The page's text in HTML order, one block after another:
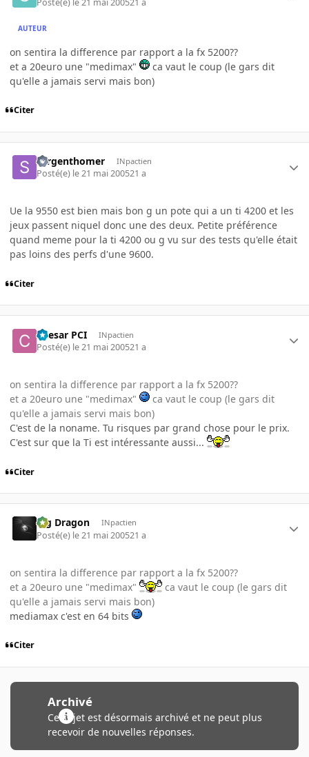
AUTEUR
on sentira la difference par rapport a la fx 5200??
et a 20euro une "medimax"
ca vaut le coup (le gars dit
qu'elle a jamais servi mais bon)
Citer
sergenthomer INpactien
Posté(e) le 21 mai 200521 a
Ue la 9550 est bien mais bon g un pote qui a un ti 4200 et les
jeux passent niquel donc une des deux. Petite préférence
quand meme pour la ti 4200 ou g vu sur des tests qu'elle était
pas loins des perfs d'une 9600.
Citer
Caesar PCI INpactien
Posté(e) le 21 mai 200521 a
on sentira la difference par rapport a la fx 5200??
et a 20euro une "medimax"
ca vaut le coup (le gars dit
qu'elle a jamais servi mais bon)
C'est de la noname. Tu risques par grand chose pour le prix.
C'est sur que la Ti est intéressante aussi...
Citer
Big Dragon INpactien
Posté(e) le 21 mai 200521 a
on sentira la difference par rapport a la fx 5200??
et a 20euro une "medimax"
ca vaut le coup (le gars dit
qu'elle a jamais servi mais bon)
mediamax c'est en 64 bits
Citer
Archivé
Ce sujet est désormais archivé et ne peut plus
recevoir de nouvelles réponses.